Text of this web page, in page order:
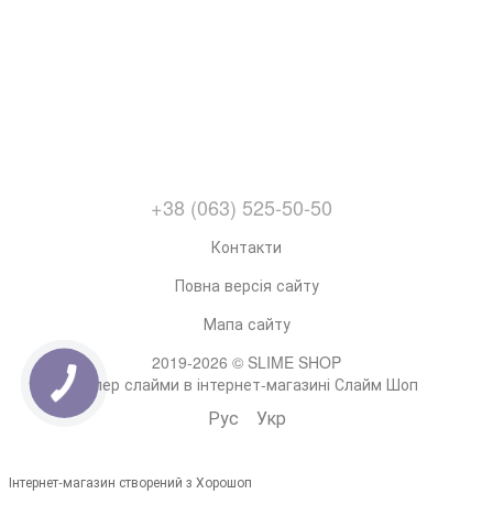
+38 (063) 525-50-50
Контакти
Повна версія сайту
Мапа сайту
2019-2026 © SLIME SHOP
Супер слайми в інтернет-магазині Слайм Шоп
Рус Укр
Інтернет-магазин створений з Хорошоп